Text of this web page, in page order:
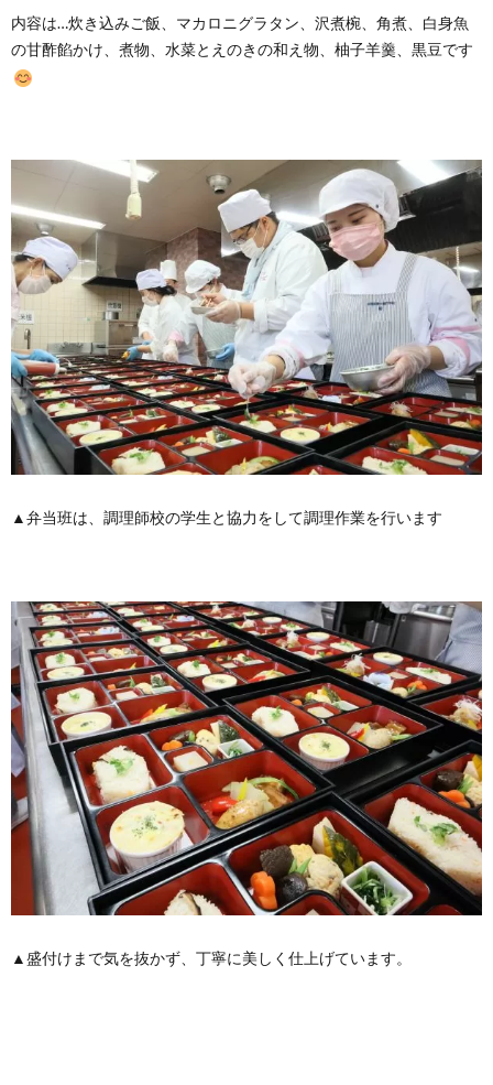
内容は…炊き込みご飯、マカロニグラタン、沢煮椀、角煮、白身魚
の甘酢餡かけ、煮物、水菜とえのきの和え物、柚子羊羹、黒豆です
▲弁当班は、調理師校の学生と協力をして調理作業を行います
▲盛付けまで気を抜かず、丁寧に美しく仕上げています。